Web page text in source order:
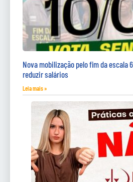
Nova mobilização pelo fim da escala
reduzir salários
Leia mais »